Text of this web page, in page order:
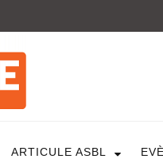
ARTICULE ASBL